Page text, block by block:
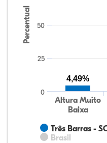
Percentual
Três Barras -
Brasil
Altura Muito
Baixa
0
25
50
4,49%